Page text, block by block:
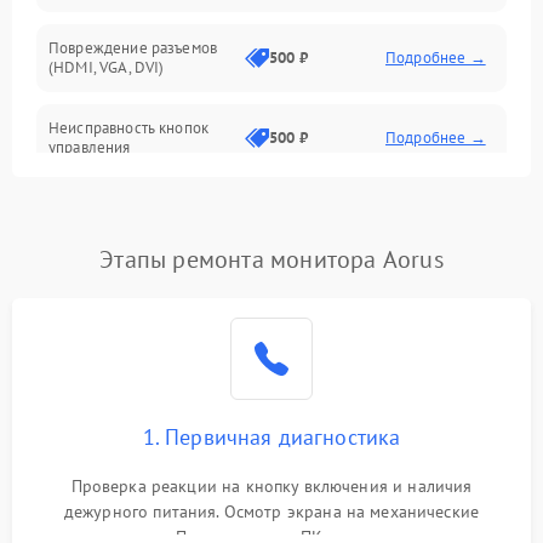
Повреждение разъемов
(HDMI, VGA, DVI)
500 ₽ Подробнее →
Неисправность кнопок
управления
500 ₽ Подробнее →
Повреждение кабеля
1000 ₽
Поломка системы
автоматического
1000 ₽ Подробнее →
Неисправность системы
Этапы ремонта монитора Aorus
1. Первичная диагностика
Проверка реакции на кнопку включения и наличия
дежурного питания. Осмотр экрана на механические
повреждения. Подключение к ПК для оценки вывода